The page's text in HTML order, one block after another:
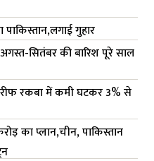
गुहार
सितंबर की बारिश पूरे साल
रकबा में कमी घटकर 3% से
का प्लान,चीन, पाकिस्तान